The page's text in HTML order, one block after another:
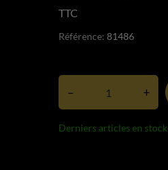
TTC
Référence: 81486
– +
Derniers articles en stock